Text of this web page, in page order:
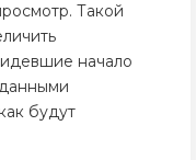
Такой
начало
будут